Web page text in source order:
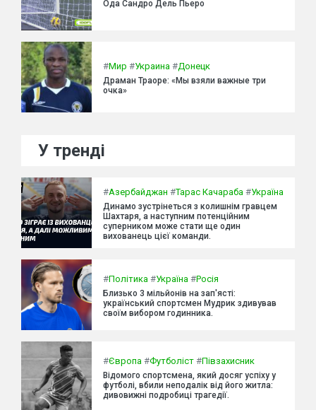
Ода Сандро Дель Пьеро
#Мир #Украина #Донецк
Драман Траоре: «Мы взяли важные три
очка»
У тренді
#Азербайджан #Тарас Качараба #Україна
Динамо зустрінеться з колишнім гравцем
Шахтаря, а наступним потенційним
суперником може стати ще один
вихованець цієї команди.
#Політика #Україна #Росія
Близько 3 мільйонів на зап'ясті:
український спортсмен Мудрик здивував
своїм вибором годинника.
#Європа #Футболіст #Півзахисник
Відомого спортсмена, який досяг успіху у
футболі, вбили неподалік від його житла:
дивовижні подробиці трагедії.